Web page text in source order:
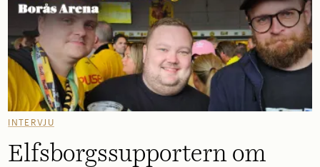
INTERVJU
Elfsborgssupportern om